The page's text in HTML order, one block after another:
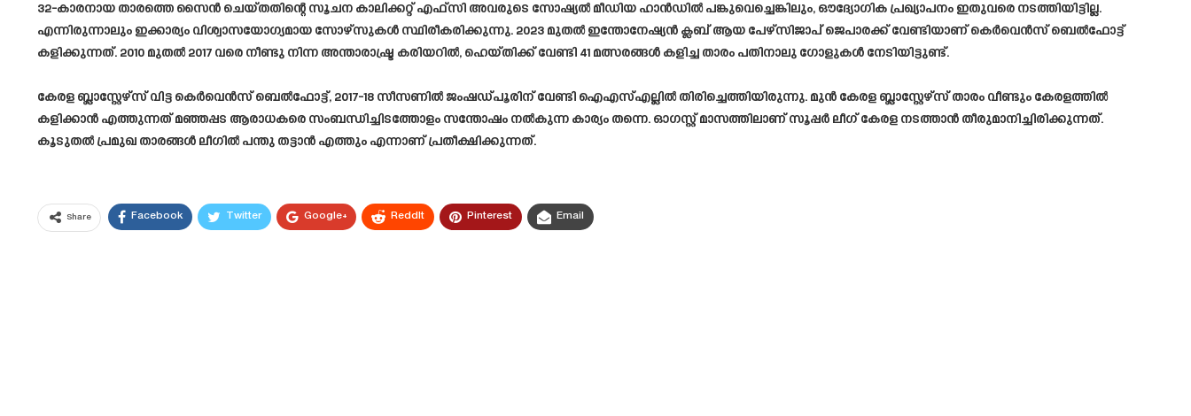
32-കാരനായ താരത്തെ സൈൻ ചെയ്തതിന്റെ സൂചന കാലിക്കറ്റ് എഫ്സി അവരുടെ സോഷ്യൽ മീഡിയ ഹാൻഡിൽ പങ്കുവെച്ചെങ്കിലും, ഔദ്യോഗിക പ്രഖ്യാപനം ഇതുവരെ നടത്തിയിട്ടില്ല.
എന്നിരുന്നാലും ഇക്കാര്യം വിശ്വാസയോഗ്യമായ സോഴ്സുകൾ സ്ഥിരീകരിക്കുന്നു. 2023 മുതൽ ഇന്തോനേഷ്യൻ ക്ലബ് ആയ പേഴ്സിജാപ് ജെപാരക്ക്‌ വേണ്ടിയാണ് കെർവെൻസ് ബെൽഫോട്ട്
കളിക്കുന്നത്. 2010 മുതൽ 2017 വരെ നീണ്ടു നിന്ന അന്താരാഷ്ട്ര കരിയറിൽ, ഹെയ്തിക്ക്‌ വേണ്ടി 41 മത്സരങ്ങൾ കളിച്ച താരം പതിനാലു ഗോളുകൾ നേടിയിട്ടുണ്ട്.
കേരള ബ്ലാസ്റ്റേഴ്സ് വിട്ട കെർവെൻസ് ബെൽഫോട്ട്, 2017-18 സീസണിൽ ജംഷഡ്പൂരിന് വേണ്ടി ഐഎസ്എല്ലിൽ തിരിച്ചെത്തിയിരുന്നു. മുൻ കേരള ബ്ലാസ്റ്റേഴ്സ് താരം വീണ്ടും കേരളത്തിൽ
കളിക്കാൻ എത്തുന്നത് മഞ്ഞപ്പട ആരാധകരെ സംബന്ധിച്ചിടത്തോളം സന്തോഷം നൽകുന്ന കാര്യം തന്നെ. ഓഗസ്റ്റ് മാസത്തിലാണ് സൂപ്പർ ലീഗ് കേരള നടത്താൻ തീരുമാനിച്ചിരിക്കുന്നത്.
കൂടുതൽ പ്രമുഖ താരങ്ങൾ ലീഗിൽ പന്തു തട്ടാൻ എത്തും എന്നാണ് പ്രതീക്ഷിക്കുന്നത്.
Share Facebook Twitter Google+ ReddIt Pinterest Email